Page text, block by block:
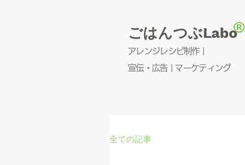
ごはんつぶLabo
アレンジレシピ制作 |
宣伝・広告 | マーケティング
®
全ての記事